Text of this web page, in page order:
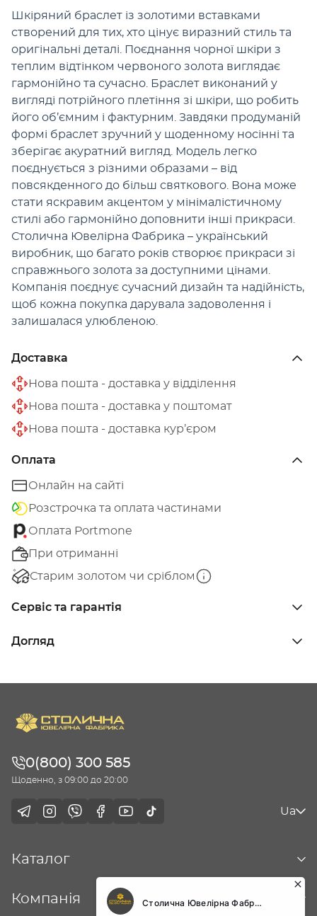
Шкіряний браслет із золотими вставками
створений для тих, хто цінує виразний стиль та
оригінальні деталі. Поєднання чорної шкіри з
теплим відтінком червоного золота виглядає
гармонійно та сучасно. Браслет виконаний у
вигляді потрійного плетіння зі шкіри, що робить
його об’ємним і фактурним. Завдяки продуманій
формі браслет зручний у щоденному носінні та
зберігає акуратний вигляд. Модель легко
поєднується з різними образами – від
повсякденного до більш святкового. Вона може
стати яскравим акцентом у мінімалістичному
стилі або гармонійно доповнити інші прикраси.
Столична Ювелірна Фабрика – український
виробник, що багато років створює прикраси зі
справжнього золота за доступними цінами.
Компанія поєднує сучасний дизайн та надійність,
щоб кожна покупка дарувала задоволення і
залишалася улюбленою.
Доставка
Нова пошта - доставка у відділення
Нова пошта - доставка у поштомат
Нова пошта - доставка кур’єром
Оплата
Онлайн на сайті
Розстрочка та оплата частинами
Оплата Portmone
При отриманні
Старим золотом чи сріблом
Сервіс та гарантія
Догляд
0(800) 300 585
Щоденно, з 09:00 до 20:00
Ua
Каталог
Компанія